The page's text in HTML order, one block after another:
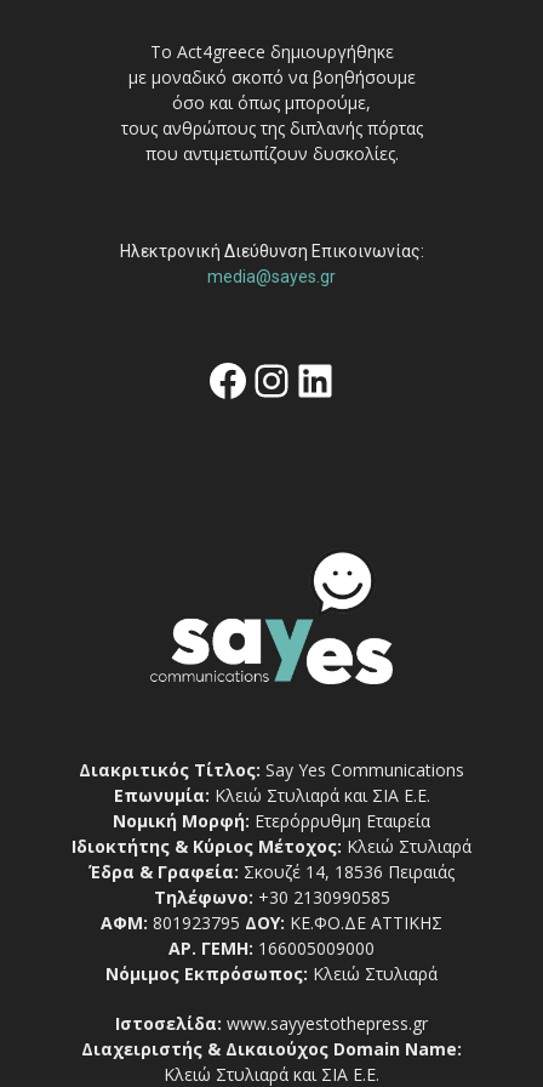
Το Act4greece δημιουργήθηκε
με μοναδικό σκοπό να βοηθήσουμε
όσο και όπως μπορούμε,
τους ανθρώπους της διπλανής πόρτας
που αντιμετωπίζουν δυσκολίες.
Ηλεκτρονική Διεύθυνση Επικοινωνίας:
media@sayes.gr
Facebook
Instagram
Linkedin
Διακριτικός Τίτλος: Say Yes Communications
Επωνυμία: Κλειώ Στυλιαρά και ΣΙΑ Ε.Ε.
Νομική Μορφή: Ετερόρρυθμη Εταιρεία
Ιδιοκτήτης & Κύριος Μέτοχος: Κλειώ Στυλιαρά
Έδρα & Γραφεία: Σκουζέ 14, 18536 Πειραιάς
Τηλέφωνο: +30 2130990585
ΑΦΜ: 801923795 ΔΟΥ: ΚΕ.ΦΟ.ΔΕ ΑΤΤΙΚΗΣ
ΑΡ. ΓΕΜΗ: 166005009000
Νόμιμος Εκπρόσωπος: Κλειώ Στυλιαρά
Ιστοσελίδα: www.sayyestothepress.gr
Διαχειριστής & Δικαιούχος Domain Name:
Κλειώ Στυλιαρά και ΣΙΑ Ε.Ε.